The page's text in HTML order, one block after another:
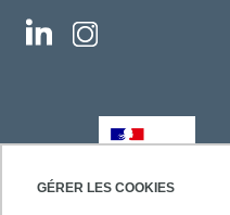
GÉRER LES COOKIES